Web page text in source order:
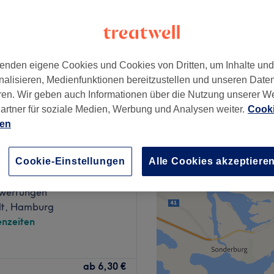
55 €
Hamburg
ab 6,30 €
eigene Cookies und Cookies von Dritten, um Inhalte
Medienfunktionen bereitzustellen und unseren
Wir geben auch Informationen über die Nutzung unserer
für soziale Medien, Werbung und Analysen weiter.
Cookie-Einstellungen Alle Cookies akzeptieren